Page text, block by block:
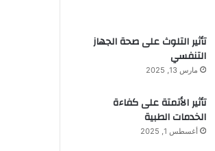
تأثير التلوث على صحة الجهاز
التنفسي
مارس 13, 2025
تأثير الأتمتة على كفاءة
الخدمات الطبية
أغسطس 1, 2025